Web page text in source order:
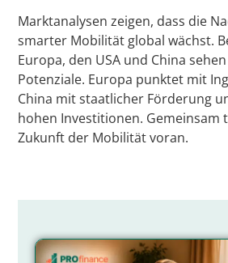
Marktanalysen zeigen, dass die
smarter Mobilität global wächst.
Europa, den USA und China
Potenziale. Europa punktet mit
China mit staatlicher Förderung
hohen Investitionen. Gemeinsam
Zukunft der Mobilität voran.